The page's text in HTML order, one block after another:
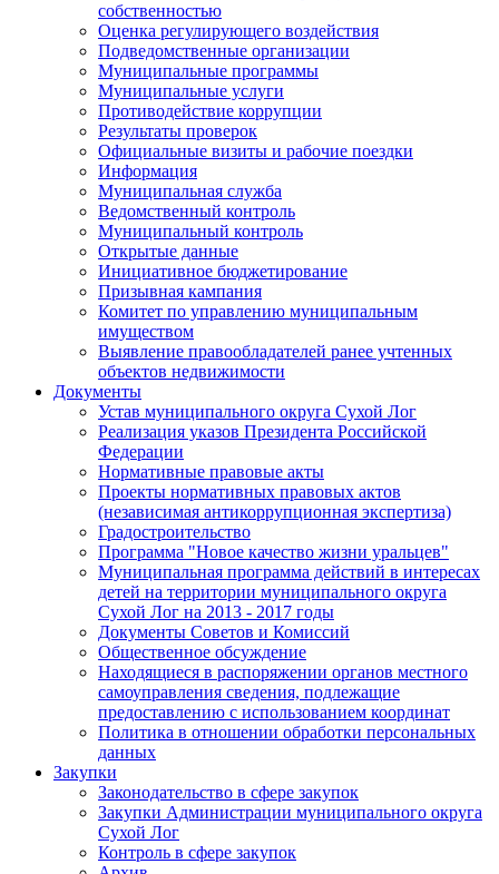
собственностью
Оценка регулирующего воздействия
Подведомственные организации
Муниципальные программы
Муниципальные услуги
Противодействие коррупции
Результаты проверок
Официальные визиты и рабочие поездки
Информация
Муниципальная служба
Ведомственный контроль
Муниципальный контроль
Открытые данные
Инициативное бюджетирование
Призывная кампания
Комитет по управлению муниципальным
имуществом
Выявление правообладателей ранее учтенных
объектов недвижимости
Документы
Устав муниципального округа Сухой Лог
Реализация указов Президента Российской
Федерации
Нормативные правовые акты
Проекты нормативных правовых актов
(независимая антикоррупционная экспертиза)
Градостроительство
Программа "Новое качество жизни уральцев"
Муниципальная программа действий в интересах
детей на территории муниципального округа
Сухой Лог на 2013 - 2017 годы
Документы Советов и Комиссий
Общественное обсуждение
Находящиеся в распоряжении органов местного
самоуправления сведения, подлежащие
предоставлению с использованием координат
Политика в отношении обработки персональных
данных
Закупки
Законодательство в сфере закупок
Закупки Администрации муниципального округа
Сухой Лог
Контроль в сфере закупок